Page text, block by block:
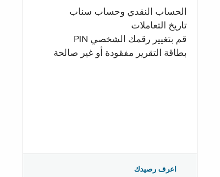
الحساب النقدي وحساب سناب
تاريخ التعاملات
قم بتغيير رقمك الشخصي PIN
بطاقة التقرير مفقودة أو غير صالحة
اعرف رصيدك